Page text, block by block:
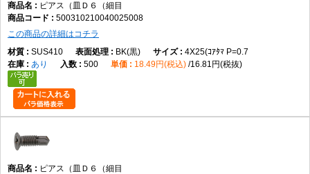
ピアス（皿Ｄ６（細目
500310210040025008
この商品の詳細はコチラ
SUS410
BK(黒)
4X25(ｺｱﾀﾏ P=0.7
あり
500 18.49円(税込) 16.81円(税抜)
ピアス（皿Ｄ６（細目